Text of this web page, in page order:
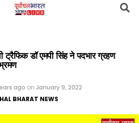
ट्रैफिक डॉ एमपी सिंह ने पदभार ग्रहण
ago on January 9, 2022
BHARAT NEWS